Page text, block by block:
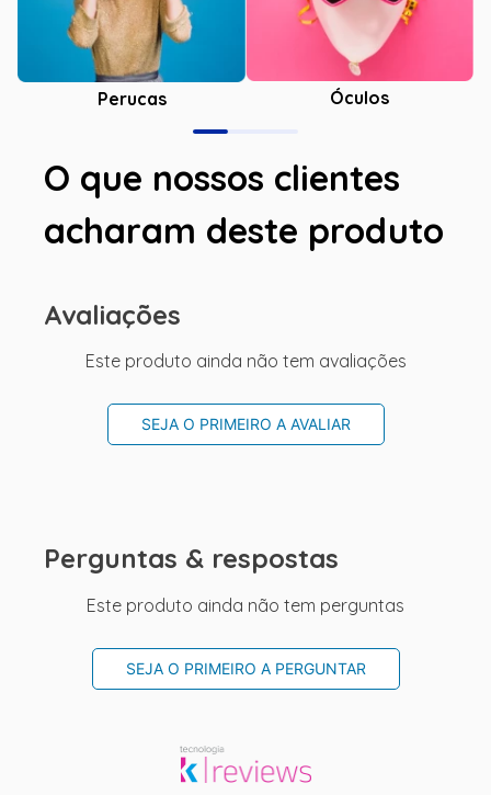
Perucas Óculos
O que nossos clientes
acharam deste produto
Avaliações
Este produto ainda não tem avaliações
SEJA O PRIMEIRO A AVALIAR
Perguntas & respostas
Este produto ainda não tem perguntas
SEJA O PRIMEIRO A PERGUNTAR